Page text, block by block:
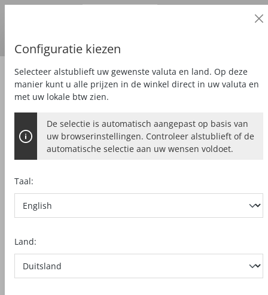
Juridisch Overeenkomst herroepen
Overeenkomst herroepen
Voornaam*
Achternaam*
E-mailadres*
Configuratie kiezen
Selecteer alstublieft uw gewenste valuta en land. Op deze
manier kunt u alle prijzen in de winkel direct in uw valuta en
met uw lokale btw zien.
De selectie is automatisch aangepast op basis van
uw browserinstellingen. Controleer alstublieft of de
automatische selectie aan uw wensen voldoet.
Taal:
Land: